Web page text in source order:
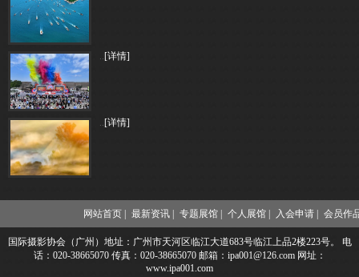
..[详情]
..[详情]
网站首页 | 最新资讯 | 专题展馆 | 个人展馆 | 入会申请 | 会员作
国际摄影协会（广州）地址：广州市天河区临江大道683号临江上品2楼223号。 电
话：020-38665070 传真：020-38665070 邮箱：ipa001@126.com 网址：
www.ipa001.com